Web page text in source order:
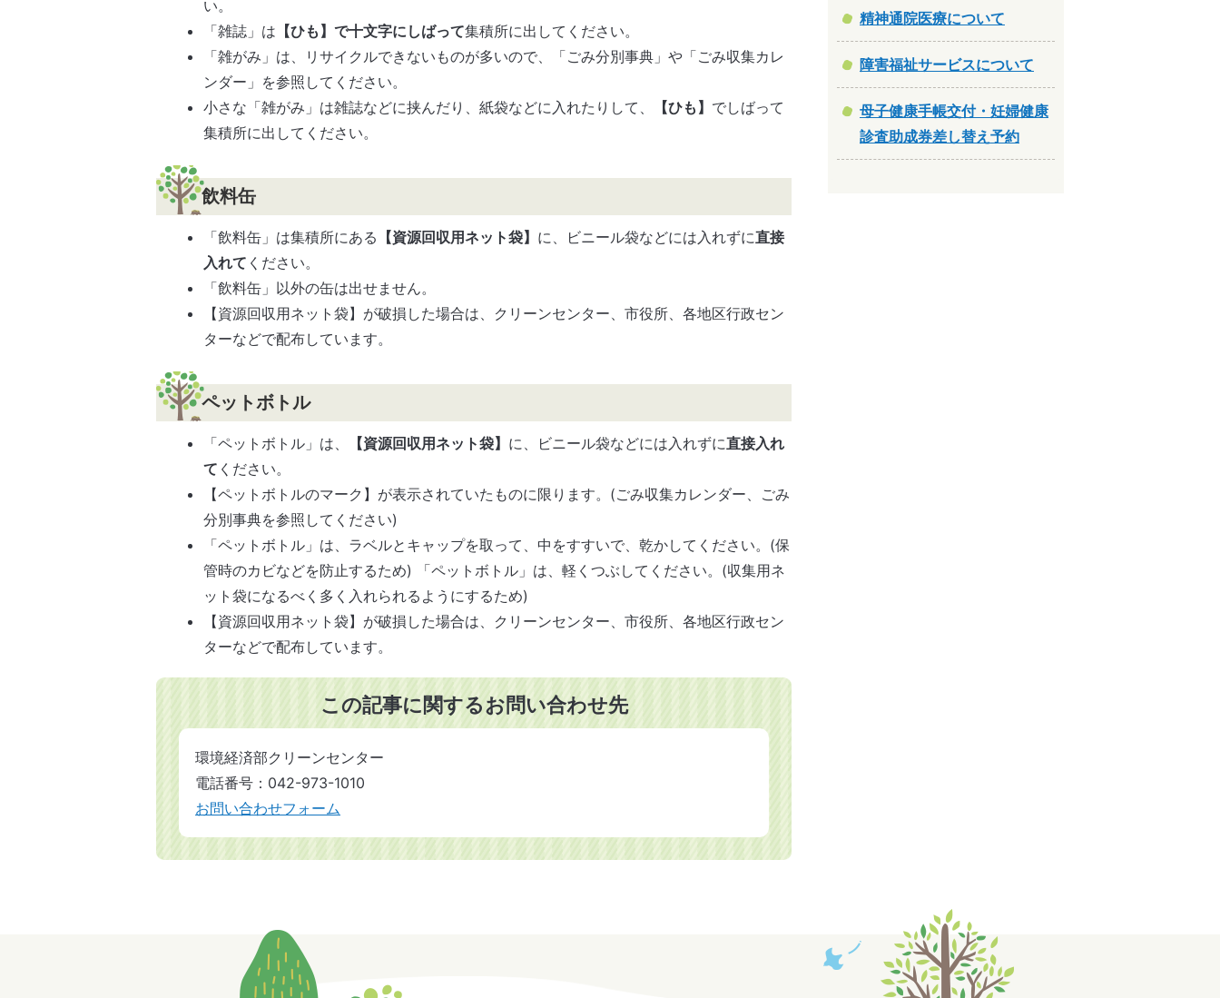
い。
「雑誌」は 【ひも】で十文字にしばって集積所に出してください。
「雑がみ」は、リサイクルできないものが多いので、「ごみ分別事典」や「ごみ収集カレ
ンダー」を参照してください。
小さな「雑がみ」は雑誌などに挟んだり、紙袋などに入れたりして、
【ひも】 でしばって
集積所に出してください。
飲料缶
「飲料缶」は集積所にある 【資源回収用ネット袋】 に、ビニール袋などには入れずに直接
入れて ください。
「飲料缶」以外の缶は出せません。
【資源回収用ネット袋】が破損した場合は、クリーンセンター、市役所、各地区行政セン
ターなどで配布しています。
ペットボトル
「ペットボトル」は、 【資源回収用ネット袋】 に、ビニール袋などには入れずに直接入れ
て ください。
【ペットボトルのマーク】が表示されていたものに限ります。(ごみ収集カレンダー、ごみ
分別事典を参照してください)
「ペットボトル」は、ラベルとキャップを取って、中をすすいで、乾かしてください。(保
管時のカビなどを防止するため) 「ペットボトル」は、軽くつぶしてください。(収集用ネ
ット袋になるべく多く入れられるようにするため)
【資源回収用ネット袋】が破損した場合は、クリーンセンター、市役所、各地区行政セン
ターなどで配布しています。
この記事に関するお問い合わせ先
環境経済部クリーンセンター
電話番号：042-973-1010
お問い合わせフォーム
精神通院医療について
障害福祉サービスについて
母子健康手帳交付・妊婦健康
診査助成券差し替え予約